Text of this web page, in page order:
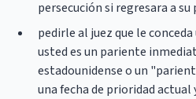
persecución si regresara a su
pedirle al juez que le
usted es un pariente
estadounidense o un
una fecha de prioridad actual